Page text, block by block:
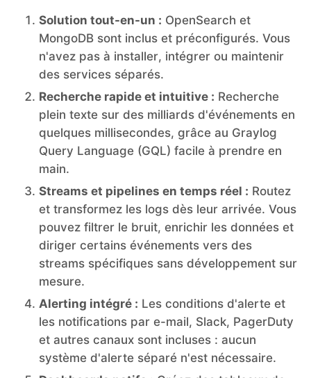
Solution tout-en-un : OpenSearch et
MongoDB sont inclus et préconfigurés. Vous
n'avez pas à installer, intégrer ou maintenir
des services séparés.
Recherche rapide et intuitive : Recherche
plein texte sur des milliards d'événements en
quelques millisecondes, grâce au Graylog
Query Language (GQL) facile à prendre en
main.
Streams et pipelines en temps réel : Routez
et transformez les logs dès leur arrivée. Vous
pouvez filtrer le bruit, enrichir les données et
diriger certains événements vers des
streams spécifiques sans développement sur
mesure.
Alerting intégré : Les conditions d'alerte et
les notifications par e-mail, Slack, PagerDuty
et autres canaux sont incluses : aucun
système d'alerte séparé n'est nécessaire.